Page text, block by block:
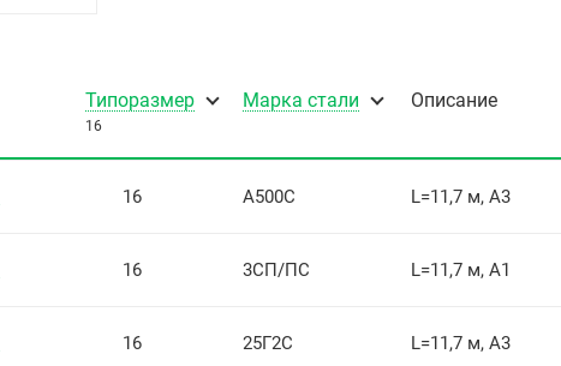
Типоразмер
16
Марка стали Описание
16 А500С L=11,7 м, А3
16 3СП/ПС L=11,7 м, А1
16 25Г2С L=11,7 м, А3